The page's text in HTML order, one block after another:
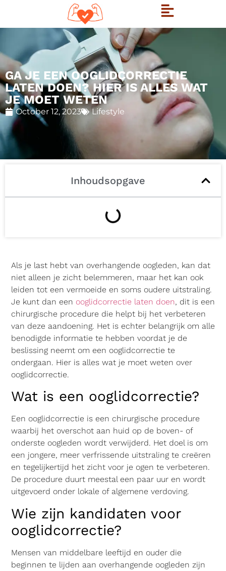
GA JE EEN OOGLIDCORRECTIE
LATEN DOEN? HIER IS ALLES WAT
JE MOET WETEN
October 12, 2023 Lifestyle
Inhoudsopgave
Als je last hebt van overhangende oogleden, kan dat
niet alleen je zicht belemmeren, maar het kan ook
leiden tot een vermoeide en soms oudere uitstraling.
Je kunt dan een ooglidcorrectie laten doen, dit is een
chirurgische procedure die helpt bij het verbeteren
van deze aandoening. Het is echter belangrijk om alle
benodigde informatie te hebben voordat je de
beslissing neemt om een ooglidcorrectie te
ondergaan. Hier is alles wat je moet weten over
ooglidcorrectie.
Wat is een ooglidcorrectie?
Een ooglidcorrectie is een chirurgische procedure
waarbij het overschot aan huid op de boven- of
onderste oogleden wordt verwijderd. Het doel is om
een jongere, meer verfrissende uitstraling te creëren
en tegelijkertijd het zicht voor je ogen te verbeteren.
De procedure duurt meestal een paar uur en wordt
uitgevoerd onder lokale of algemene verdoving.
Wie zijn kandidaten voor
ooglidcorrectie?
Mensen van middelbare leeftijd en ouder die
beginnen te lijden aan overhangende oogleden zijn